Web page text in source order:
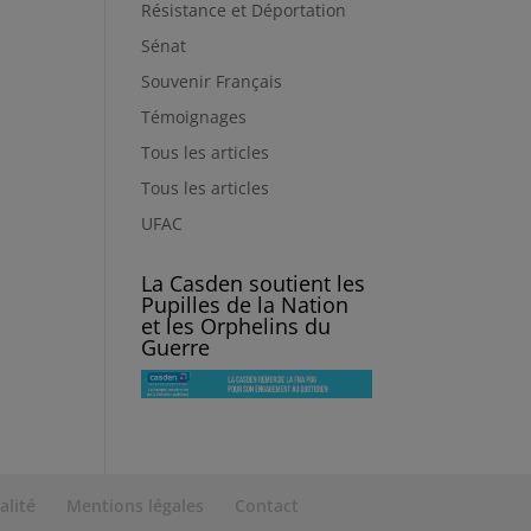
Résistance et Déportation
Sénat
Souvenir Français
Témoignages
Tous les articles
Tous les articles
UFAC
La Casden soutient les
Pupilles de la Nation
et les Orphelins du
Guerre
Mentions légales Contact